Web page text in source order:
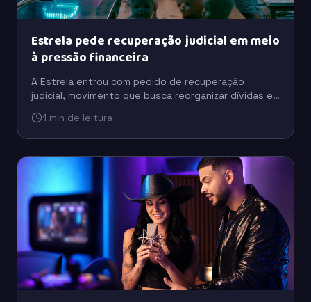
Estrela pede recuperação judicial em meio
à pressão financeira
A Estrela entrou com pedido de recuperação
judicial, movimento que busca reorganizar dívidas e
financeira.
1 min de leitura